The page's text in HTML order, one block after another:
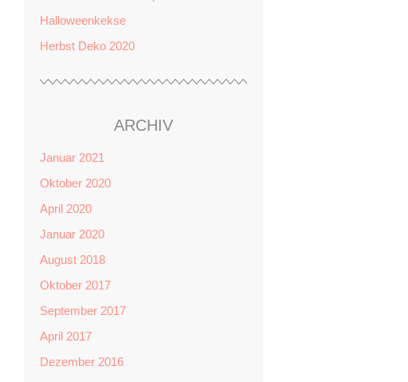
Halloweenkekse
Herbst Deko 2020
ARCHIV
Januar 2021
Oktober 2020
April 2020
Januar 2020
August 2018
Oktober 2017
September 2017
April 2017
Dezember 2016